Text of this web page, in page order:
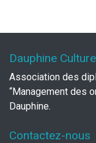
Dauphine Culture
Association des
“Management des
Dauphine.
Contactez-nous